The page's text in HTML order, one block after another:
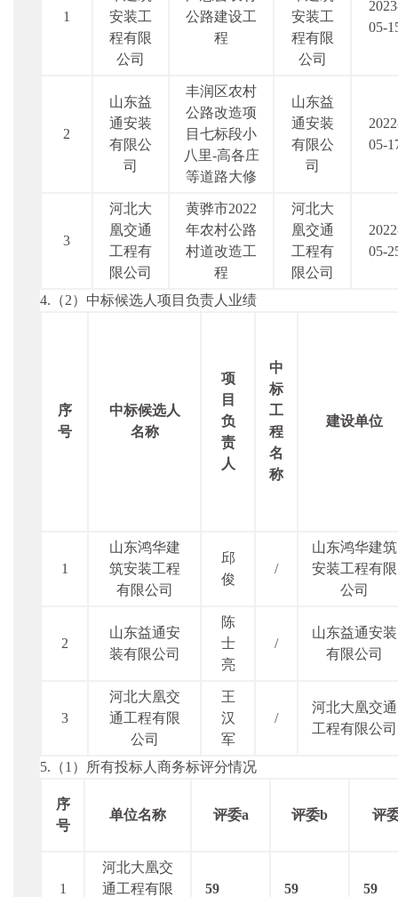
1
安装工
程有限
公司
公路建设工
程
安装工
程有限
公司
05-
2
山东益
通安装
有限公
司
丰润区农村
公路改造项
目七标段小
八里-高各庄
等道路大修
山东益
通安装
有限公
司
05-
3
河北大
凰交通
工程有
限公司
黄骅市2022
年农村公路
村道改造工
程
河北大
凰交通
工程有
限公司
05-
4.（2）中标候选人项目负责人业绩
序
号
中标候选人
名称
项
目
负
责
人
中
标
工
程
名
称
建设单位
1
山东鸿华建
筑安装工程
有限公司
邱
俊
/
山东鸿华建筑
安装工程有限
公司
2
山东益通安
装有限公司
陈
士
亮
/
山东益通安装
有限公司
3
河北大凰交
通工程有限
公司
王
汉
军
/
河北大凰交通
工程有限公司
5.（1）所有投标人商务标评分情况
序
号
单位名称 评委a 评委b 评
1
河北大凰交
通工程有限
59 59 59